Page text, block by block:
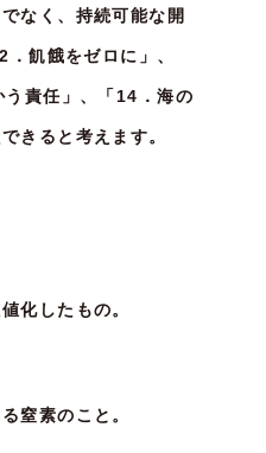
なく、持続可能な開
飢餓をゼロに」、
責任」、「14．海の
きると考えます。
化したもの。
窒素のこと。